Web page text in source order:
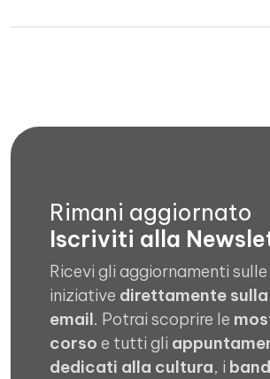
Rimani aggiornato
Iscriviti alla
Ricevi gli aggiornamenti
iniziative direttamente
email. Potrai scoprire le
corso e tutti gli
dedicati alla cultura, i